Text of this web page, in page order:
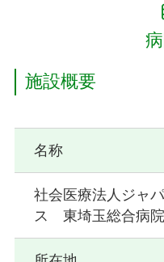
施設概要
名称
社会医療法人ジャ
ス 東埼玉総合病院